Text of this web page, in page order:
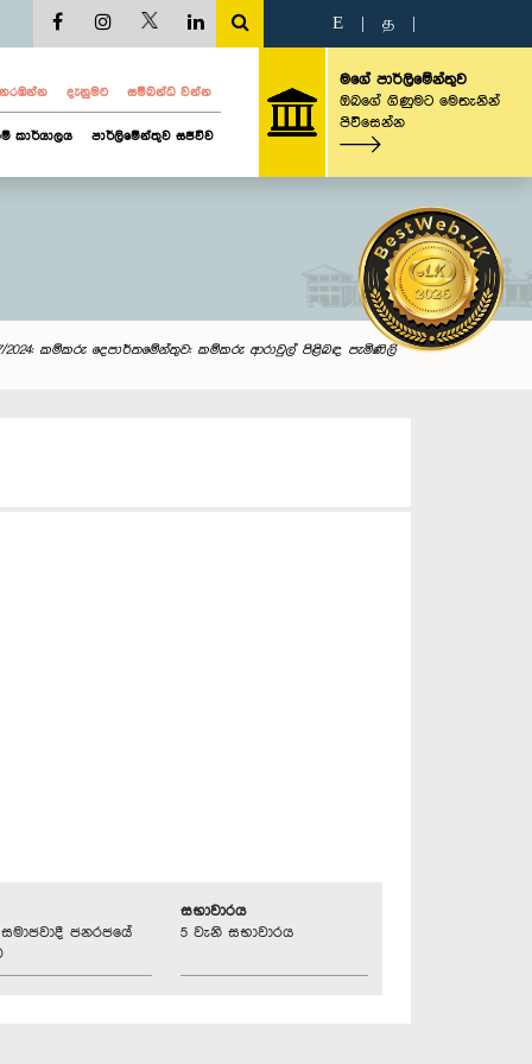
E த
දැනුමට සම්බන්ධ වන්න
කාර්යාලය පාර්ලිමේන්තුව සජීවීව
මගේ පාර්ලිමේන්තුව
ඔබගේ ගිණුමට මෙතැනින්
පිවිසෙන්න
2024: කම්කරු දෙපාර්තමේන්තුව: කම්කරු ආරාවුල් පිළිබඳ පැමිණිලි
සමාජවාදී ජනරජයේ
සභාවාරය
5 වැනි සභාවාරය